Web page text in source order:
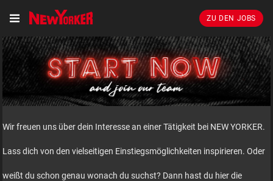
ZU DEN JOBS
Wir freuen uns über dein Interesse an einer Tätigkeit bei NEW YORKER.
Lass dich von den vielseitigen Einstiegsmöglichkeiten inspirieren. Oder
weißt du schon genau wonach du suchst? Dann hast du hier die